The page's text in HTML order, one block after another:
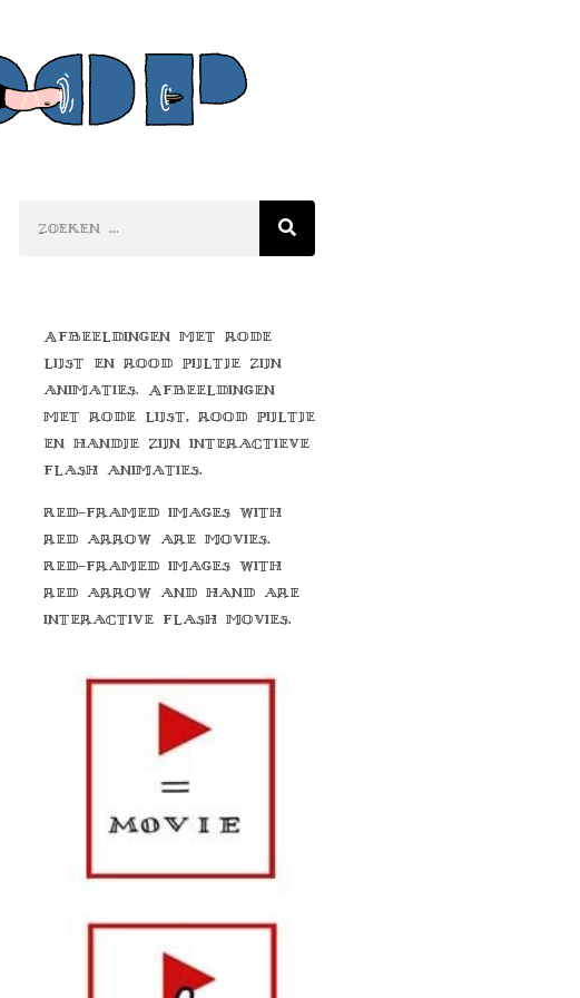
Afbeeldingen met rode
lijst en rood pijltje zijn
animaties. Afbeeldingen
met rode lijst, rood pijltje
en handje zijn interactieve
flash animaties.
Red-framed images with
red arrow are movies.
Red-framed images with
red arrow and hand are
interactive flash movies.